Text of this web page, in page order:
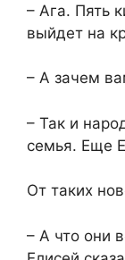
– Ага. Пять
выйдет на
– А зачем
– Так и
семья. Еще
От таких
– А что они